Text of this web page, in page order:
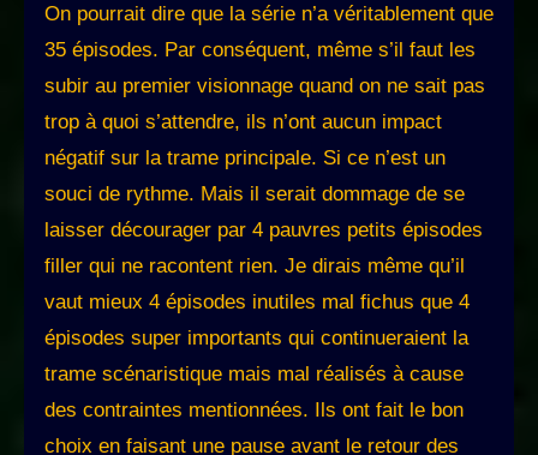
On pourrait dire que la série n’a véritablement que
35 épisodes. Par conséquent, même s’il faut les
subir au premier visionnage quand on ne sait pas
trop à quoi s’attendre, ils n’ont aucun impact
négatif sur la trame principale. Si ce n’est un
souci de rythme. Mais il serait dommage de se
laisser décourager par 4 pauvres petits épisodes
filler qui ne racontent rien. Je dirais même qu’il
vaut mieux 4 épisodes inutiles mal fichus que 4
épisodes super importants qui continueraient la
trame scénaristique mais mal réalisés à cause
des contraintes mentionnées. Ils ont fait le bon
choix en faisant une pause avant le retour des